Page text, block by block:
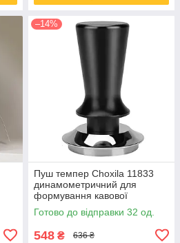
–14%
Пуш темпер Choxila 11833
динамометричний для
формування кавової
таблетки неіржавка сталь 58
мм
Готово до відправки 32 од.
548 ₴ 636 ₴